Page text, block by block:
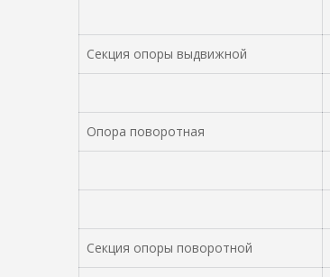
Секция опоры выдвижной
Опора поворотная
Секция опоры поворотной